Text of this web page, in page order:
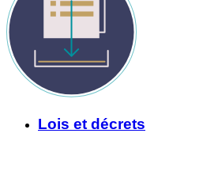
Lois et décrets